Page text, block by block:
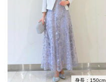
身長：150cm